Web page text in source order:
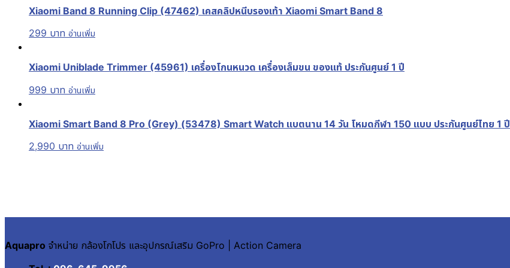
Xiaomi Band 8 Running Clip (47462) เคสคลิปหนีบรองเท้า Xiaomi Smart Band 8
299 บาท อ่านเพิ่ม
Xiaomi Uniblade Trimmer (45961) เครื่องโกนหนวด เครื่องเล็มขน ของแท้ ประกันศูนย์ 1 ปี
999 บาท อ่านเพิ่ม
Xiaomi Smart Band 8 Pro (Grey) (53478) Smart Watch แบตนาน 14 วัน โหมดกีฬา 150 แบบ ประกันศูนย์ไทย 1 ปี
2,990 บาท อ่านเพิ่ม
Aquapro จำหน่าย กล้องโกโปร และอุปกรณ์เสริม GoPro | Action Camera